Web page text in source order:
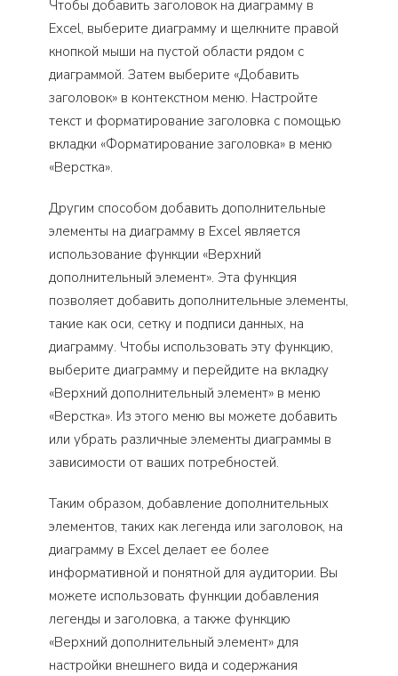
Чтобы добавить заголовок на диаграмму в
Excel, выберите диаграмму и щелкните правой
кнопкой мыши на пустой области рядом с
диаграммой. Затем выберите «Добавить
заголовок» в контекстном меню. Настройте
текст и форматирование заголовка с помощью
вкладки «Форматирование заголовка» в меню
«Верстка».
Другим способом добавить дополнительные
элементы на диаграмму в Excel является
использование функции «Верхний
дополнительный элемент». Эта функция
позволяет добавить дополнительные элементы,
такие как оси, сетку и подписи данных, на
диаграмму. Чтобы использовать эту функцию,
выберите диаграмму и перейдите на вкладку
«Верхний дополнительный элемент» в меню
«Верстка». Из этого меню вы можете добавить
или убрать различные элементы диаграммы в
зависимости от ваших потребностей.
Таким образом, добавление дополнительных
элементов, таких как легенда или заголовок, на
диаграмму в Excel делает ее более
информативной и понятной для аудитории. Вы
можете использовать функции добавления
легенды и заголовка, а также функцию
«Верхний дополнительный элемент» для
настройки внешнего вида и содержания